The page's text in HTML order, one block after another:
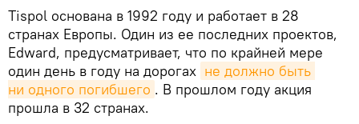
Tispol основана в 1992 году и работает в 28
странах Европы. Один из ее последних проектов,
Edward, предусматривает, что по крайней мере
один день в году на дорогах не должно быть
ни одного погибшего . В прошлом году акция
прошла в 32 странах.